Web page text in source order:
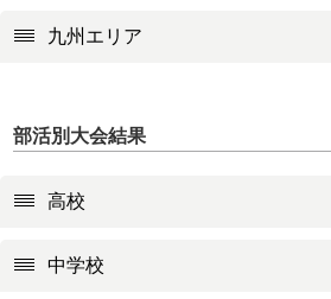
九州エリア
部活別大会結果
高校
中学校